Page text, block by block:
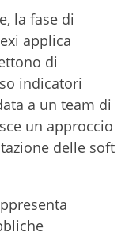
la fase di
applica
di
indicatori
a un team di
un approccio
delle soft